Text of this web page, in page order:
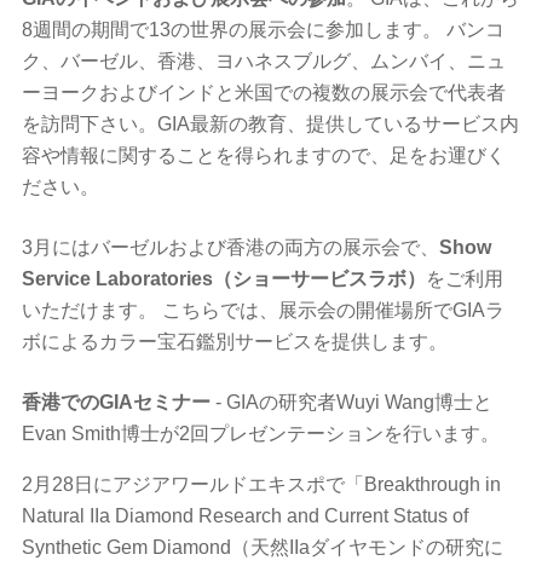
8週間の期間で13の世界の展示会に参加します。 バンコ
ク、バーゼル、香港、ヨハネスブルグ、ムンバイ、ニュ
ーヨークおよびインドと米国での複数の展示会で代表者
を訪問下さい。GIA最新の教育、提供しているサービス内
容や情報に関することを得られますので、足をお運びく
ださい。
3月にはバーゼルおよび香港の両方の展示会で、 Show
Service Laboratories（ショーサービスラボ）
をご利用
いただけます。 こちらでは、展示会の開催場所でGIAラ
ボによるカラー宝石鑑別サービスを提供します。
香港でのGIAセミナー - GIAの研究者Wuyi Wang博士と
Evan Smith博士が2回プレゼンテーションを行います。
2月28日にアジアワールドエキスポで「Breakthrough in
Natural IIa Diamond Research and Current Status of
Synthetic Gem Diamond（天然IIaダイヤモンドの研究に